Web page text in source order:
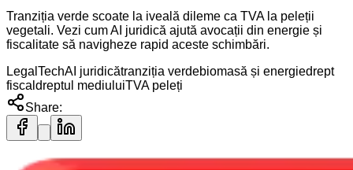
Tranziția verde scoate la iveală dileme ca TVA la peleții
vegetali. Vezi cum AI juridică ajută avocații din energie și
fiscalitate să navigheze rapid aceste schimbări.
LegalTechAI juridicătranziția verdebiomasă și energiedrept
fiscal dreptul mediuluiTVA peleți
Share: